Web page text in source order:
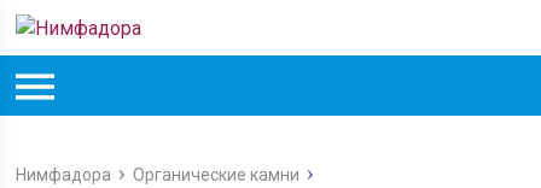
Нимфадора Органические камни